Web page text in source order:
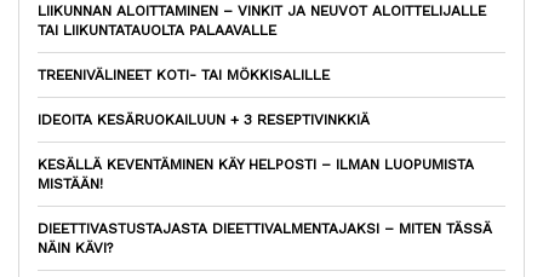
LIIKUNNAN ALOITTAMINEN – VINKIT JA NEUVOT ALOITTELIJALLE
TAI LIIKUNTATAUOLTA PALAAVALLE
TREENIVÄLINEET KOTI- TAI MÖKKISALILLE
IDEOITA KESÄRUOKAILUUN + 3 RESEPTIVINKKIÄ
KESÄLLÄ KEVENTÄMINEN KÄY HELPOSTI – ILMAN LUOPUMISTA
MISTÄÄN!
DIEETTIVASTUSTAJASTA DIEETTIVALMENTAJAKSI – MITEN TÄSSÄ
NÄIN KÄVI?